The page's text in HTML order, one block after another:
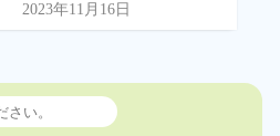
2023年11月16日